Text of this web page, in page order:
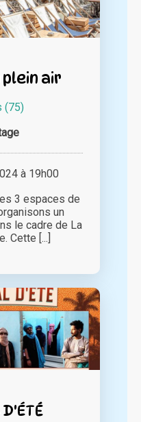
air
(75)
à 19h00
3 espaces de
un
le cadre de La
Cette [...]